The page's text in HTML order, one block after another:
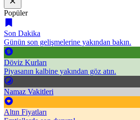
Popüler
Son Dakika
Günün son gelişmelerine yakından bakın.
Döviz Kurları
Piyasanın kalbine yakından göz atın.
Namaz Vakitleri
Altın Fiyatları